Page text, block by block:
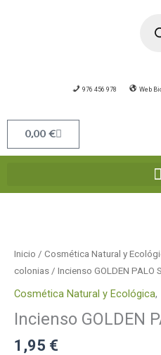
976 456 978 Web
0,00 €Carrito
Inicio / Cosmética Natural y
colonias / Incienso GOLDEN PALO
Cosmética Natural y Ecológica,
Incienso GOLDEN
1,95 €